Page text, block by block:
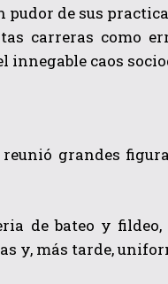
de sus
carreras como
innegable caos
grandes
de bateo y
y, más tarde,